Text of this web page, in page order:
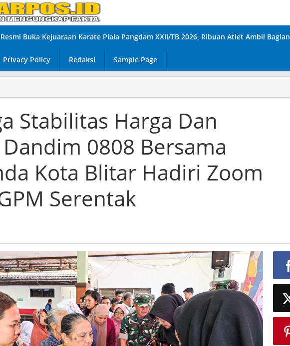
Buka Kejuaraan Karate Piala Pangdam XXII/TB 2026, Ribuan Atlet Ambil Bagian
Privacy Policy Redaksi Sample Page
Stabilitas Harga Dan
Dandim 0808 Bersama
Kota Blitar Hadiri Zoom
Serentak